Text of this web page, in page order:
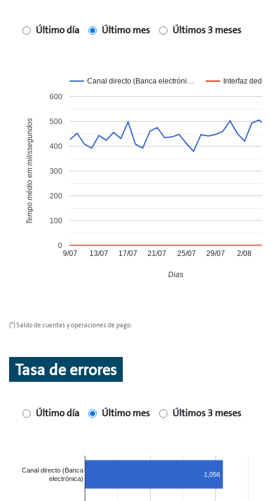
Último día Último mes Últimos 3 meses
Canal directo (Banca electróni… Interfaz
9/07 13/07 17/07 21/07 25/07 29/07 2/08
0
100
200
300
400
500
600
Dias
Tempo médio em milissegundos
(*) Saldo de cuentas y operaciones de pago.
Tasa de errores
Último día Último mes Últimos 3 meses
Canal directo (Banca
electrónica)
1,056